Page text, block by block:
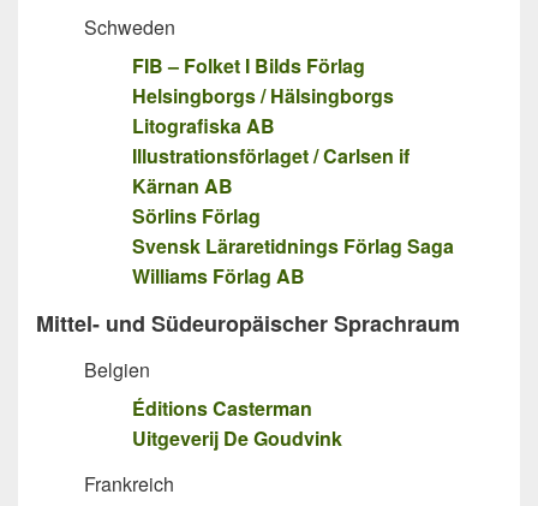
Schweden
FIB – Folket I Bilds Förlag
Helsingborgs / Hälsingborgs
Litografiska AB
Illustrationsförlaget / Carlsen if
Kärnan AB
Sörlins Förlag
Svensk Läraretidnings Förlag Saga
Williams Förlag AB
Mittel- und Südeuropäischer Sprachraum
Belgien
Éditions Casterman
Uitgeverij De Goudvink
Frankreich